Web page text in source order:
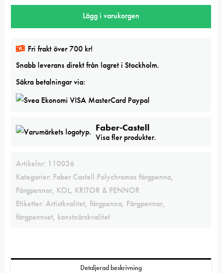
Polychromos
Pencil
mängd
Lägg i varukorgen
Fri frakt över 700 kr!
Snabb leverans direkt från lagret i Stockholm.
Säkra betalningar via:
Faber-Castell
Visa fler produkter.
Artikelnr: 110036
Kategorier: Faber Castell Polychromos färgpenna,
Färgpennor, KOL, KRITOR & PENNOR
Etiketter: Artistkvalitet, färgpenna, Färgpennor,
färgpennset, konstnärskvalitet
Detaljerad beskrivning